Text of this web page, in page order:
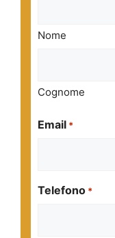
Nome
Cognome
Email *
Telefono *